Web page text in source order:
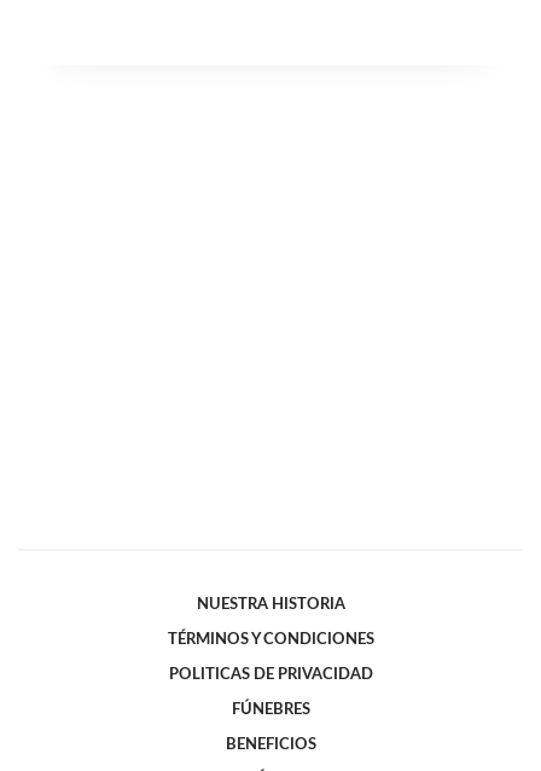
NUESTRA HISTORIA
TÉRMINOS Y CONDICIONES
POLITICAS DE PRIVACIDAD
FÚNEBRES
BENEFICIOS